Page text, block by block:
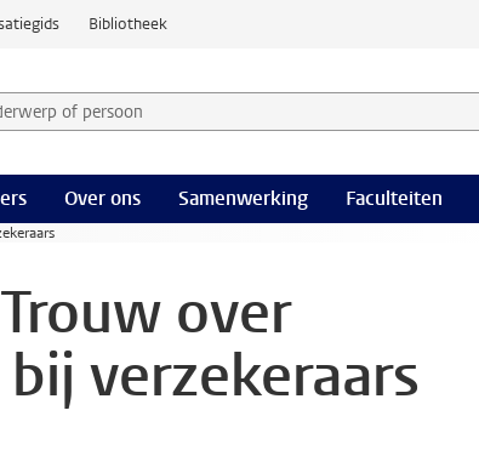
Bibliotheek
of persoon en selecteer categorie
Over ons Samenwerking Faculteiten
over
verzekeraars